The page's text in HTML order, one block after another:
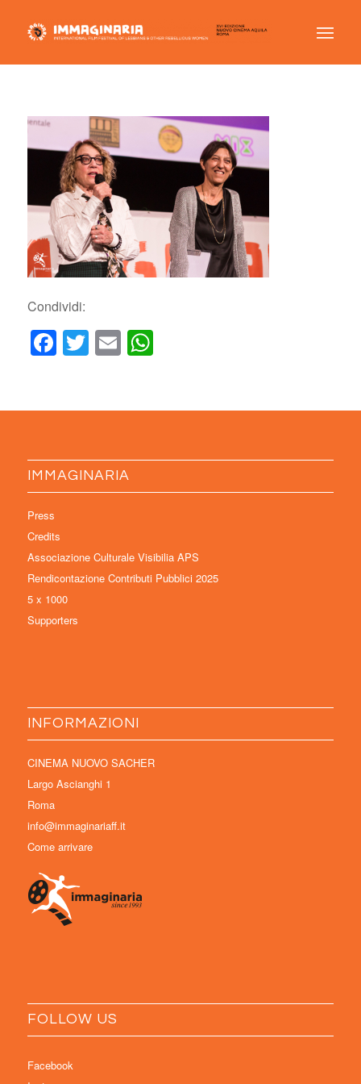
Condividi:
Facebook
Twitter
EmailWhatsApp
IMMAGINARIA
Press
Credits
Associazione Culturale Visibilia APS
Rendicontazione Contributi Pubblici 2025
5 x 1000
Supporters
INFORMAZIONI
CINEMA NUOVO SACHER
Largo Ascianghi 1
Roma
info@immaginariaff.it
Come arrivare
FOLLOW US
Facebook